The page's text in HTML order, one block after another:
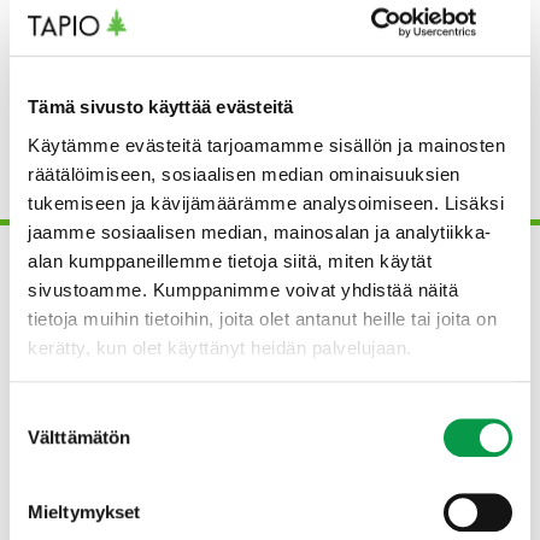
Tämä sivusto käyttää evästeitä
Käytämme evästeitä tarjoamamme sisällön ja mainosten
räätälöimiseen, sosiaalisen median ominaisuuksien
tukemiseen ja kävijämäärämme analysoimiseen. Lisäksi
jaamme sosiaalisen median, mainosalan ja analytiikka-
alan kumppaneillemme tietoja siitä, miten käytät
sivustoamme. Kumppanimme voivat yhdistää näitä
tietoja muihin tietoihin, joita olet antanut heille tai joita on
kerätty, kun olet käyttänyt heidän palvelujaan.
valinta
Välttämätön
Mieltymykset
Reetta Pilhjerta (vanhempainvapaalla)
Asiantuntija
+358 29 432 6085
LUE MYÖS